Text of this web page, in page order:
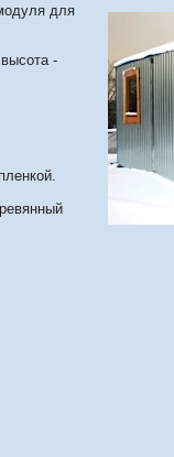
для
-